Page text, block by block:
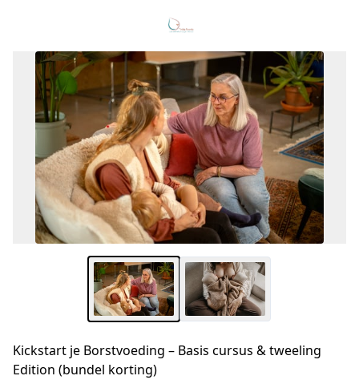
Kickstart je Borstvoeding – Basis cursus & tweeling
Edition (bundel korting)